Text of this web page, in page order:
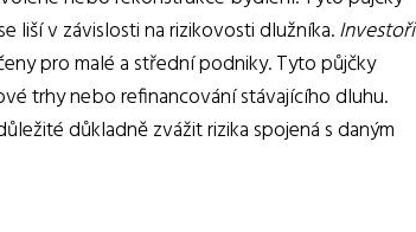
liší v závislosti na rizikovosti dlužníka.Investoři
pro malé a střední podniky. Tyto půjčky
trhy nebo refinancování stávajícího dluhu.
důkladně zvážit rizika spojená s daným